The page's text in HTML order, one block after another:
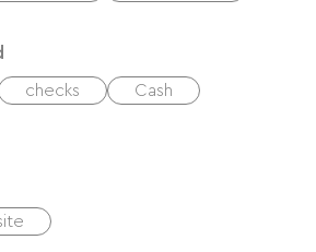
de marche seront à l’abri.
pour explorer les vignobles
le Pont Valentré.
checks
Cash